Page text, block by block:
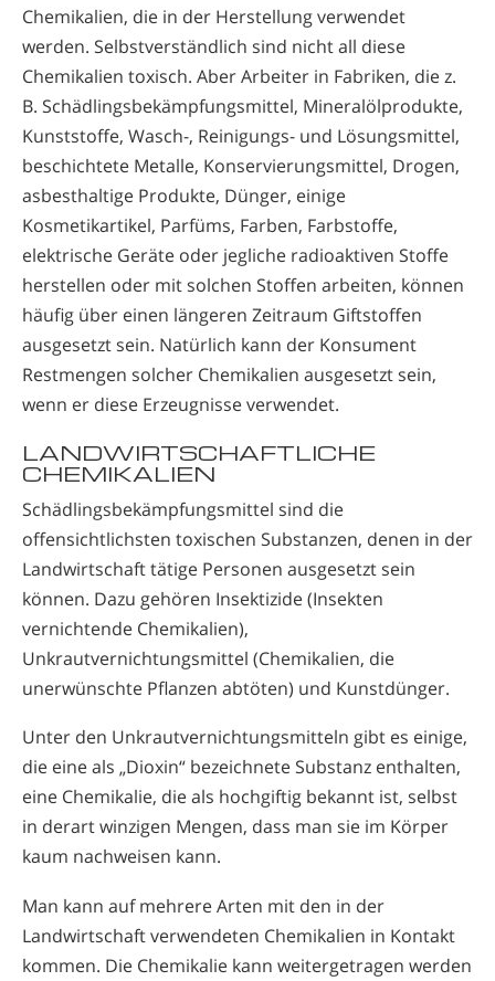
Chemikalien, die in der Herstellung verwendet
werden. Selbstverständlich sind nicht all diese
Chemikalien toxisch. Aber Arbeiter in Fabriken, die z.
B. Schädlingsbekämpfungsmittel, Mineralölprodukte,
Kunststoffe, Wasch-, Reinigungs- und Lösungsmittel,
beschichtete Metalle, Konservierungsmittel, Drogen,
asbesthaltige Produkte, Dünger, einige
Kosmetikartikel, Parfüms, Farben, Farbstoffe,
elektrische Geräte oder jegliche radioaktiven Stoffe
herstellen oder mit solchen Stoffen arbeiten, können
häufig über einen längeren Zeitraum Giftstoffen
ausgesetzt sein. Natürlich kann der Konsument
Restmengen solcher Chemikalien ausgesetzt sein,
wenn er diese Erzeugnisse verwendet.
LANDWIRTSCHAFTLICHE
CHEMIKALIEN
Schädlingsbekämpfungsmittel sind die
offensichtlichsten toxischen Substanzen, denen in der
Landwirtschaft tätige Personen ausgesetzt sein
können. Dazu gehören Insektizide (Insekten
vernichtende Chemikalien),
Unkrautvernichtungsmittel (Chemikalien, die
unerwünschte Pflanzen abtöten) und Kunstdünger.
Unter den Unkrautvernichtungsmitteln gibt es einige,
die eine als „Dioxin“ bezeichnete Substanz enthalten,
eine Chemikalie, die als hochgiftig bekannt ist, selbst
in derart winzigen Mengen, dass man sie im Körper
kaum nachweisen kann.
Man kann auf mehrere Arten mit den in der
Landwirtschaft verwendeten Chemikalien in Kontakt
kommen. Die Chemikalie kann weitergetragen werden